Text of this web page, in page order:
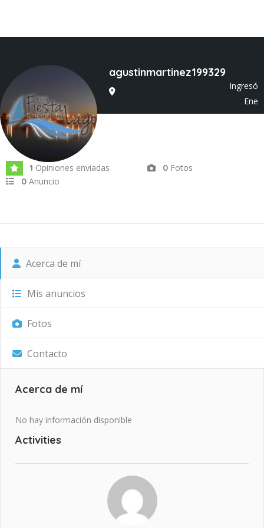
agustinmartinez199329
Ingresó
Ene
2020
1 Opiniones enviadas 0 Fotos
0 Anuncio
Acerca de mí
Mis anuncios
Fotos
Contacto
Acerca de mí
No hay información disponible
Activities